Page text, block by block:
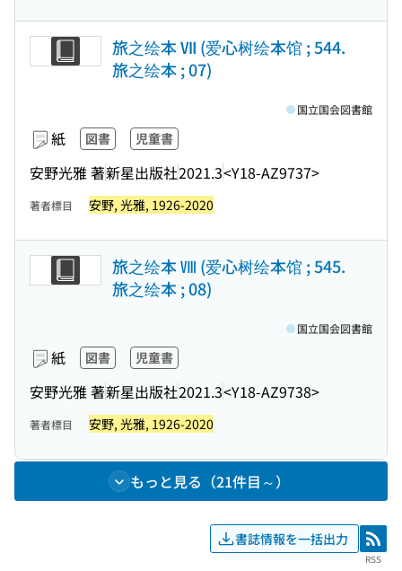
旅之绘本 Ⅶ (爱心树绘本馆 ; 544.
旅之绘本 ; 07)
紙 図書 児童書
安野光雅 著新星出版社2021.3<Y18-AZ9737>
国立国会図書館
著者標目 安野, 光雅, 1926-2020
旅之绘本 Ⅷ (爱心树绘本馆 ; 545.
旅之绘本 ; 08)
紙 図書 児童書
安野光雅 著新星出版社2021.3<Y18-AZ9738>
国立国会図書館
著者標目 安野, 光雅, 1926-2020
もっと見る（21件目～）
書誌情報を一括出力 RSS
RSS